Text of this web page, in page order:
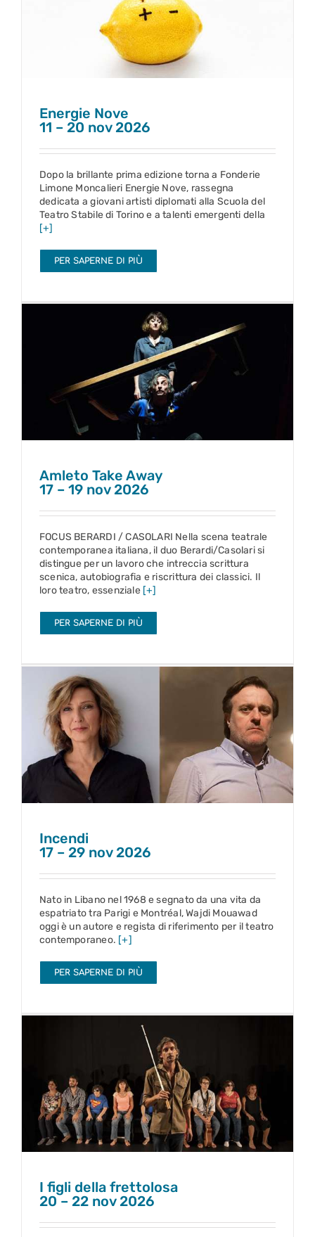
Energie Nove
11 – 20 nov 2026
Energie Nove
11 – 20 nov 2026
Dopo la brillante prima edizione torna a Fonderie
Limone Moncalieri Energie Nove, rassegna
dedicata a giovani artisti diplomati alla Scuola del
Teatro Stabile di Torino e a talenti emergenti della
[+]
PER SAPERNE DI PIÙ
Amleto Take Away
17 – 19 nov 2026
Amleto Take Away
17 – 19 nov 2026
FOCUS BERARDI / CASOLARI Nella scena teatrale
contemporanea italiana, il duo Berardi/Casolari si
distingue per un lavoro che intreccia scrittura
scenica, autobiografia e riscrittura dei classici. Il
loro teatro, essenziale [+]
PER SAPERNE DI PIÙ
17 – 29 nov 2026
Incendi
17 – 29 nov 2026
Nato in Libano nel 1968 e segnato da una vita da
espatriato tra Parigi e Montréal, Wajdi Mouawad
oggi è un autore e regista di riferimento per il teatro
contemporaneo. [+]
PER SAPERNE DI PIÙ
I figli della frettolosa
20 – 22 nov 2026
I figli della frettolosa
20 – 22 nov 2026